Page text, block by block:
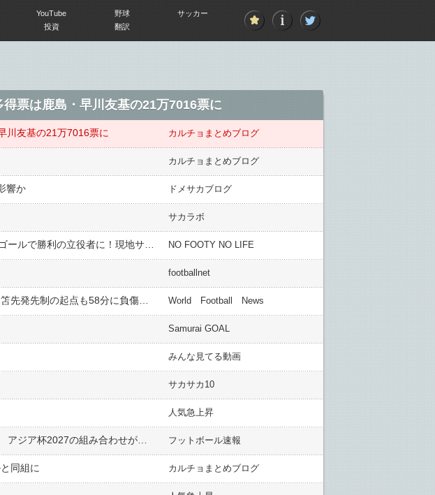
YouTube 野球
サッカー
投資 翻訳
票は鹿島・早川友基の21万7016票に
川友基の21万7016票に カルチョまとめブログ
カルチョまとめブログ
響か ドメサカブログ
サカラボ
NO FOOTY NO LIFE
footballnet
World Football News
Samurai GOAL
みんな見てる動画
サカサカ10
人気急上昇
フットボール速報
同組に カルチョまとめブログ